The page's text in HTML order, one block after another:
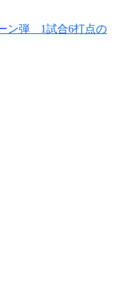
ン弾 1試合6打点の